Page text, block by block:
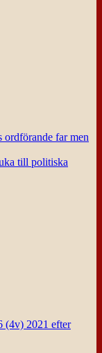
far men
till politiska
(4v) 2021 efter